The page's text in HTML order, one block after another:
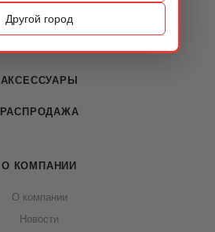
Другой город
ОБУВЬ
СУМКИ
АКСЕССУАРЫ
РАСПРОДАЖА
О КОМПАНИИ
О компании
Новости